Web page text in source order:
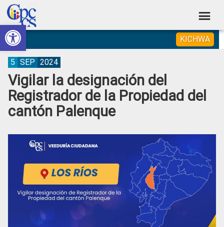
Abrir barra de herramientas
Skip
to
primary
navigation
Skip
to
main
content
Skip
to
primary
sidebar
Skip
to
footer
Consejo
de
Participación
Ciudadana
Control
Social
Construyendo
Poder
Ciudadano
KICHWA
Vigilar la designación del
Registrador de la Propiedad del
cantón Palenque
5 SEP 2024